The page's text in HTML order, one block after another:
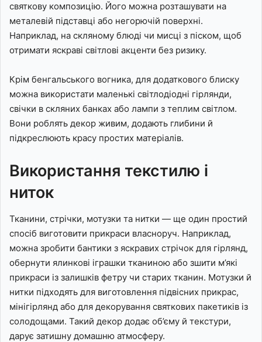
святкову композицію. Його можна розташувати на
металевій підставці або негорючій поверхні.
Наприклад, на скляному блюді чи мисці з піском, щоб
отримати яскраві світлові акценти без ризику.
Крім бенгальського вогника, для додаткового блиску
можна використати маленькі світлодіодні гірлянди,
свічки в скляних банках або лампи з теплим світлом.
Вони роблять декор живим, додають глибини й
підкреслюють красу простих матеріалів.
Використання текстилю і
ниток
Тканини, стрічки, мотузки та нитки — ще один простий
спосіб виготовити прикраси власноруч. Наприклад,
можна зробити бантики з яскравих стрічок для гірлянд,
обернути ялинкові іграшки тканиною або зшити м’які
прикраси із залишків фетру чи старих тканин. Мотузки й
нитки підходять для виготовлення підвісних прикрас,
мінігірлянд або для декорування святкових пакетиків із
солодощами. Такий декор додає об’єму й текстури,
дарує затишну домашню атмосферу.